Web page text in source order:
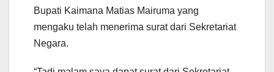
Bupati Kaimana Matias Mairuma yang
mengaku telah menerima surat dari Sekretariat
Negara.